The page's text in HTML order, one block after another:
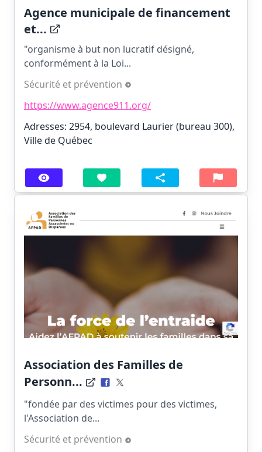
Agence municipale de financement
et...
"organisme à but non lucratif désigné,
conformément à la Loi...
Sécurité et prévention
https://www.agence911.org/
Adresses: 2954, boulevard Laurier (bureau 300),
Ville de Québec
Association des Familles de
Personn...
"fondée par des victimes pour des victimes,
l'Association de...
Sécurité et prévention